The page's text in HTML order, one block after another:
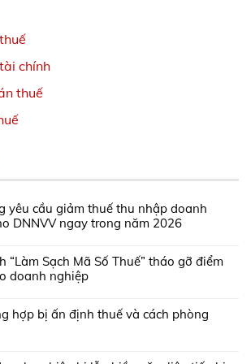
chính
thuế
yêu cầu giảm thuế thu nhập doanh
DNNVV ngay trong năm 2026
“Làm Sạch Mã Số Thuế” tháo gỡ điểm
doanh nghiệp
hợp bị ấn định thuế và cách phòng